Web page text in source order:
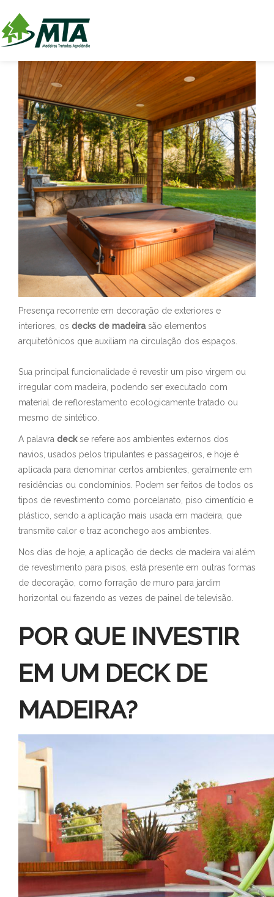
Obtenha ambientes externos de
personalidade com decks de madeira
Presença recorrente em decoração de exteriores e
interiores, os decks de madeirasão elementos
arquitetônicos que auxiliam na circulação dos espaços.
Sua principal funcionalidade é revestir um piso virgem ou
irregular com madeira, podendo ser executado com
material de reflorestamento ecologicamente tratado ou
mesmo de sintético.
A palavra deckse refere aos ambientes externos dos
navios, usados pelos tripulantes e passageiros, e hoje é
aplicada para denominar certos ambientes, geralmente em
residências ou condomínios. Podem ser feitos de todos os
tipos de revestimento como porcelanato, piso cimentício e
plástico, sendo a aplicação mais usada em madeira, que
transmite calor e traz aconchego aos ambientes.
Nos dias de hoje, a aplicação de decks de madeira vai além
de revestimento para pisos, está presente em outras formas
de decoração, como forração de muro para jardim
horizontal ou fazendo as vezes de painel de televisão.
POR QUE INVESTIR
EM UM DECK DE
MADEIRA?